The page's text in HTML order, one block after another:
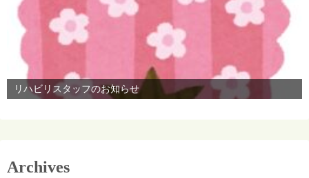
リハビリスタッフのお知らせ
Archives